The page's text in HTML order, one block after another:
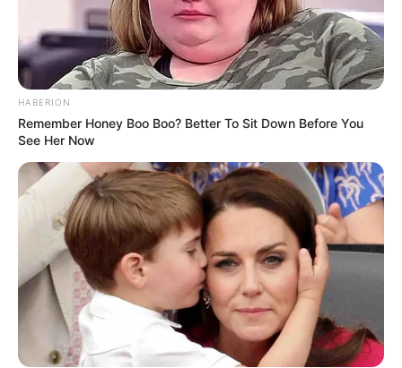
HABERION
Remember Honey Boo Boo? Better To Sit Down Before You
See Her Now